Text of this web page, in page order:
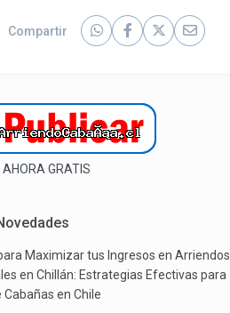
Compartir
AHORA GRATIS
Maximizar tus Ingresos en Arriendos
en Chillán: Estrategias Efectivas para
Cabañas en Chile